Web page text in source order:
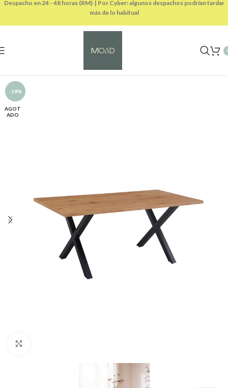
-18%
AGOT
ADO
Despacho en 24 - 48 horas (RM) | Por Cyber: algunos despachos podrían tardar
más de lo habitual